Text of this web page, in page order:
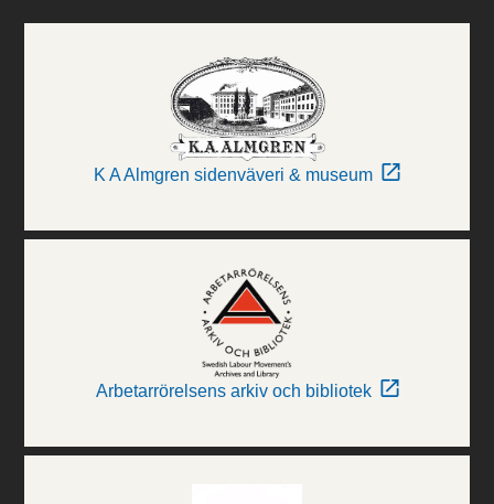
K A Almgren sidenväveri & museum
Arbetarrörelsens arkiv och bibliotek